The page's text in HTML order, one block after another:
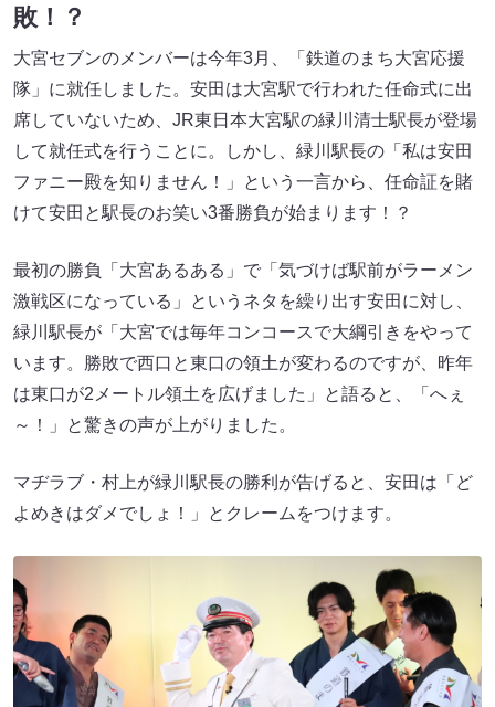
敗！？
大宮セブンのメンバーは今年3月、「鉄道のまち大宮応援
隊」に就任しました。安田は大宮駅で行われた任命式に出
席していないため、JR東日本大宮駅の緑川清士駅長が登場
して就任式を行うことに。しかし、緑川駅長の「私は安田
ファニー殿を知りません！」という一言から、任命証を賭
けて安田と駅長のお笑い3番勝負が始まります！？
最初の勝負「大宮あるある」で「気づけば駅前がラーメン
激戦区になっている」というネタを繰り出す安田に対し、
緑川駅長が「大宮では毎年コンコースで大綱引きをやって
います。勝敗で西口と東口の領土が変わるのですが、昨年
は東口が2メートル領土を広げました」と語ると、「へぇ
～！」と驚きの声が上がりました。
マヂラブ・村上が緑川駅長の勝利が告げると、安田は「ど
よめきはダメでしょ！」とクレームをつけます。